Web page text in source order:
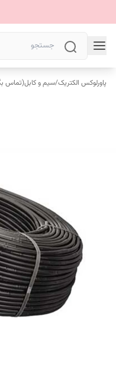
پاورلوکس الکتریک/سیم و کابل(تماس